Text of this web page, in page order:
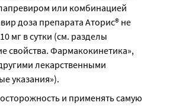
или комбинацией
доза препарата Аторис® не
мг в сутки (см. разделы
свойства. Фармакокинетика»,
лекарственными
указания»).
и применять самую